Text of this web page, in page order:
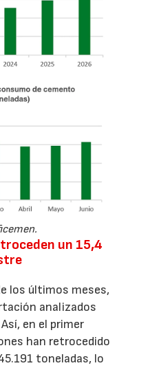
un 15,4
los últimos meses,
analizados
en el primer
han retrocedido
toneladas, lo